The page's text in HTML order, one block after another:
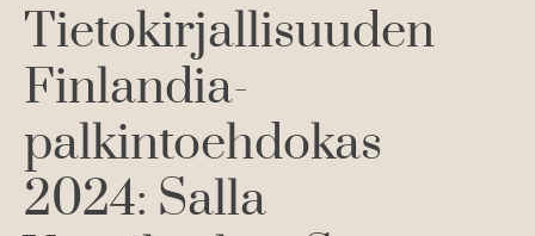
Tietokirjallisuuden
Finlandia-
palkintoehdokas
2024: Salla